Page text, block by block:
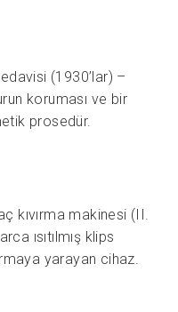
(1930’lar) –
koruması ve bir
prosedür.
kıvırma makinesi (II.
ısıtılmış klips
yarayan cihaz.